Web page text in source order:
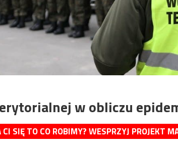
w obliczu
CI SIĘ TO CO ROBIMY? WESPRZYJ PROJEKT